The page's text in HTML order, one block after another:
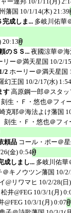
藩国 10/1/14(木) 21:39
完成しま... 多岐川佑華
20:13
のＳＳ... 夜國涼華＠
リー＠満天星国 10/2/
2 ホーリー＠満天星国
幻王国 10/2/17(水) 1:54
す 高原鋼一郎＠スタッ
刻生・Ｆ・悠也＠フィ
克耶＠海法よけ藩国
刻生・Ｆ・悠也＠フィ
頼品 コール・ポー＠
金) 0:54
成しまし... 多岐川佑華
＠キノウツン藩国 10/
@リワマヒ 10/2/28(日
松井@FEG 10/3/1(月)
@FEG 10/3/1(月) 0:07